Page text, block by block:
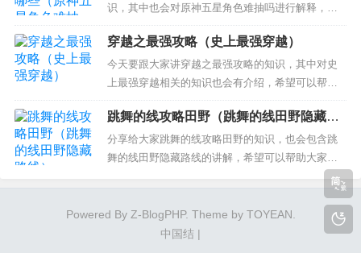
了，不知道你从中找到你需要的信息了吗 ？如果你
还想了解更多这方面的信息，记得收藏...
识，其中也会对原神五星角色难抽吗进行解释，如
果能碰巧解决你现在面临的问题，别忘了关注本
站，现在开始吧！ 本文目录一览： 1、原神零氪必
练角色推荐 2、《原神》5星角色有哪些? 3、原神0
氪新手角色培养顺序 4、原神零氪必练角色推荐202
2 20...
穿越之最强攻略（史上最强穿越）
今天要跟大家讲穿越之最强攻略的知识，其中对史
上最强穿越相关的知识也会有介绍，希望可以帮助
大家解答当下的疑问！ 本文目录一览： 1、什么，
让我天天吃肉（穿越带系统） 什么让我天天吃肉
2、求自带系统攻略文～BG.BL都可以啦～类似《奋
斗吧，小三》和《散退吧～灰姑娘》。 3、求好看的
跳舞的线攻略田野（跳舞的线田野隐藏路
线）
分享给大家跳舞的线攻略田野的知识，也会包含跳
舞的线田野隐藏路线的讲解，希望可以帮助大家解
决现在的问题！ 本文目录一览： 1、跳舞的线限免
顺序 2、跳舞的线怎么快速通关 跳舞的线通关攻略
3、跳舞的线田野模式的攻略是什么？ 4、跳舞的线
田野怎么过 Dancing Line田野全皇冠通关攻略...
Powered By Z-BlogPHP. Theme by TOYEAN.
中国结 |